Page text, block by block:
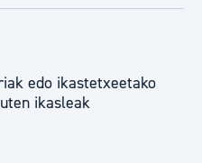
edo ikastetxeetako
ikasleak